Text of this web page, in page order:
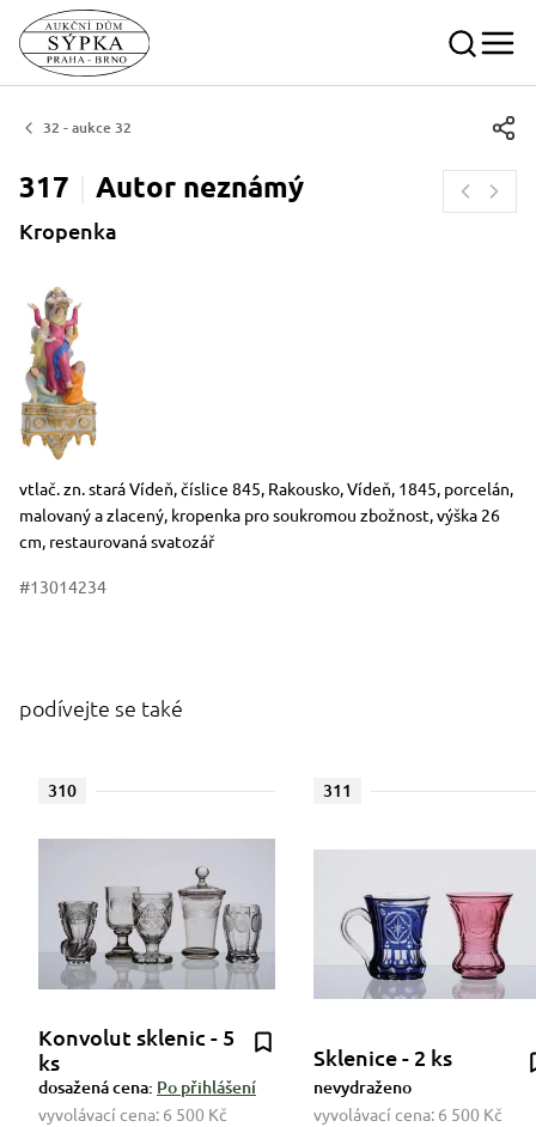
32 - aukce 32
317 Autor neznámý
Kropenka
Rozměry
Stručný popis předmětu
vtlač. zn. stará Vídeň, číslice 845, Rakousko, Vídeň, 1845, porcelán,
malovaný a zlacený, kropenka pro soukromou zbožnost, výška 26
cm, restaurovaná svatozář
#13014234
podívejte se také
310
Konvolut sklenic - 5
ks
dosažená cena: Po přihlášení
vyvolávací cena: 6 500 Kč
311
Sklenice - 2 ks
nevydraženo
vyvolávací cena: 6 500 Kč